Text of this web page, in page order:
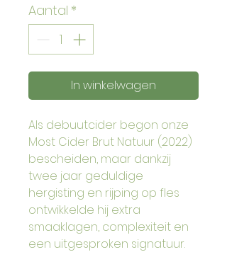
Aantal *
In winkelwagen
Als debuutcider begon onze
Most Cider Brut Natuur (2022)
bescheiden, maar dankzij
twee jaar geduldige
hergisting en rijping op fles
ontwikkelde hij extra
smaaklagen, complexiteit en
een uitgesproken signatuur.